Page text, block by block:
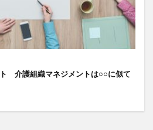
介護組織マネジメントは○○に似て